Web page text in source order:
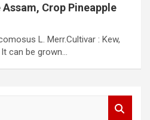
Crop Pineapple
L. Merr.Cultivar : Kew,
can be grown…